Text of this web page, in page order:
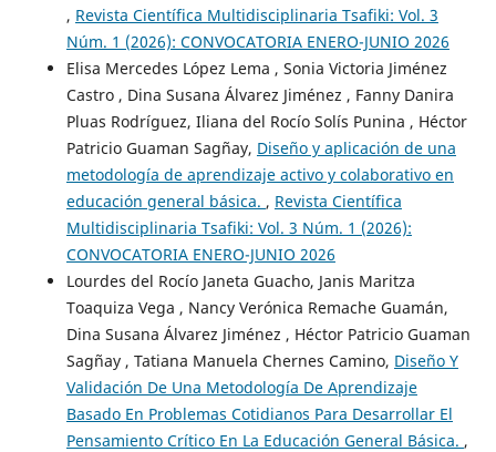
, Revista Científica Multidisciplinaria Tsafiki: Vol. 3
Núm. 1 (2026): CONVOCATORIA ENERO-JUNIO 2026
Elisa Mercedes López Lema , Sonia Victoria Jiménez
Castro , Dina Susana Álvarez Jiménez , Fanny Danira
Pluas Rodríguez, Iliana del Rocío Solís Punina , Héctor
Patricio Guaman Sagñay, Diseño y aplicación de una
metodología de aprendizaje activo y colaborativo en
educación general básica. , Revista Científica
Multidisciplinaria Tsafiki: Vol. 3 Núm. 1 (2026):
CONVOCATORIA ENERO-JUNIO 2026
Lourdes del Rocío Janeta Guacho, Janis Maritza
Toaquiza Vega , Nancy Verónica Remache Guamán,
Dina Susana Álvarez Jiménez , Héctor Patricio Guaman
Sagñay , Tatiana Manuela Chernes Camino, Diseño Y
Validación De Una Metodología De Aprendizaje
Basado En Problemas Cotidianos Para Desarrollar El
Pensamiento Crítico En La Educación General Básica. ,